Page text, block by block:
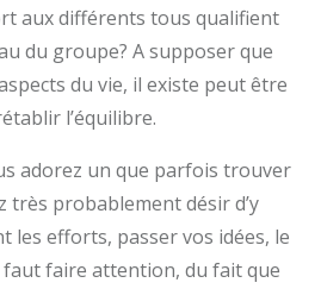
aux différents tous qualifient
du groupe? A supposer que
du vie, il existe peut être
l’équilibre.
adorez un que parfois trouver
très probablement désir d’y
les efforts, passer vos idées, le
faire attention, du fait que